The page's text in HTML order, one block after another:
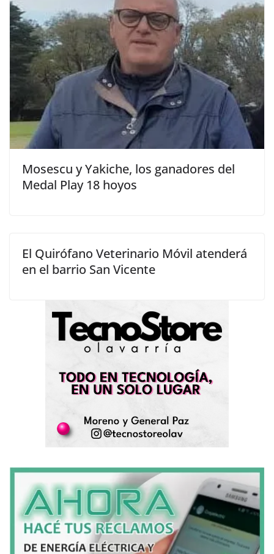
Mosescu y Yakiche, los ganadores del
Medal Play 18 hoyos
El Quirófano Veterinario Móvil atenderá
en el barrio San Vicente